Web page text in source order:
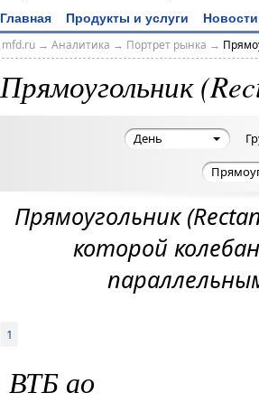
Главная Продукты и услуги Новости
mfd.ru→ Аналитика → Портрет рынка →
Прямоугольник
День
Прямоугольник
которой
1
ВТБ ао